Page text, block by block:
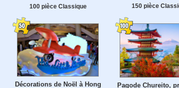
100 pièce Classique 150 pièce
Décorations de Noël à Hong
Pagode Chureito,